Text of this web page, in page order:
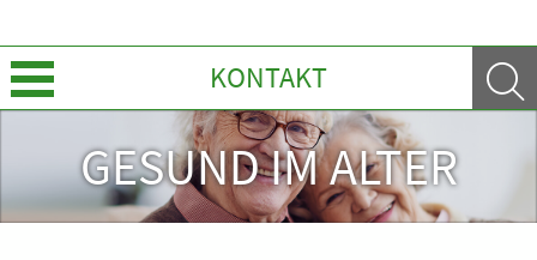
KONTAKT
Über Uns
Leistungen
GESUND IM ALTER